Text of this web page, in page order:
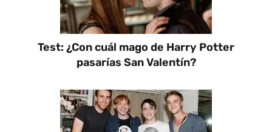
Test: ¿Con cuál mago de Harry Potter
pasarías San Valentín?